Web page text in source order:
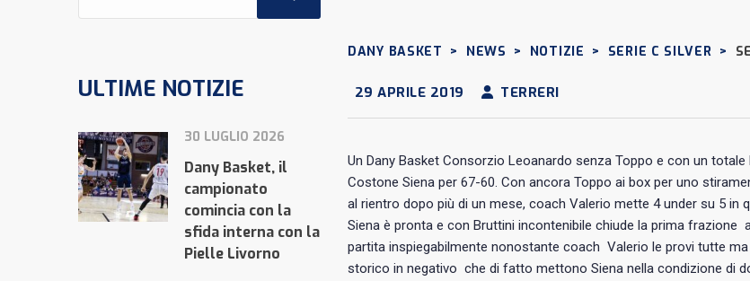
DANY BASKET > NEWS > NOTIZIE > SERIE C SILVER >
29 APRILE 2019 TERRERI
Un Dany Basket Consorzio Leoanardo senza Toppo e con un
Costone Siena per 67-60. Con ancora Toppo ai box per uno
al rientro dopo più di un mese, coach Valerio mette 4 under su 5
Siena è pronta e con Bruttini incontenibile chiude la prima frazione
partita inspiegabilmente nonostante coach Valerio le provi tutte
storico in negativo che di fatto mettono Siena nella condizione di
ULTIME NOTIZIE
30 LUGLIO 2026
Dany Basket, il
campionato
comincia con la
sfida interna con la
Pielle Livorno